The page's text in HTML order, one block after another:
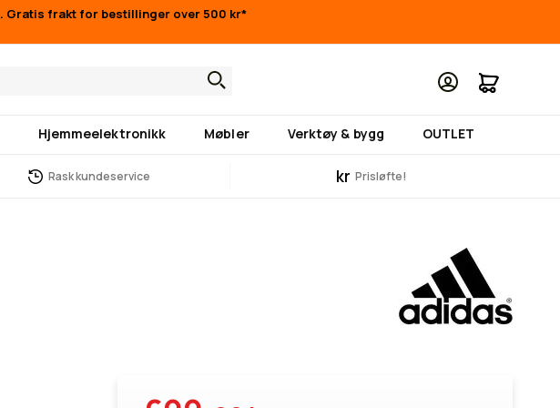
. Gratis frakt for bestillinger over 500 kr*
Min
Hjemmeelektronikk Møbler Verktøy & bygg OUTLET
Rask kundeservice kr Prisløfte!